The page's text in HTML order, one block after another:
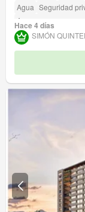
Agua Seguridad
Acceso para
Hace 4 días
SIMÓN